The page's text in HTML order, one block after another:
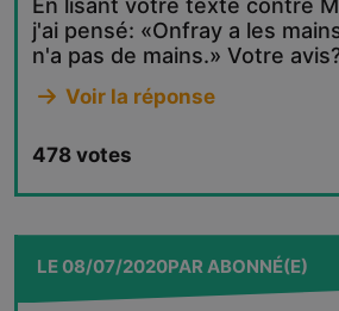
En lisant votre texte contre
j'ai pensé: «Onfray a les
n'a pas de mains.» Votre
Voir la réponse
478 votes
LE08/07/2020PARABONNÉ(E)